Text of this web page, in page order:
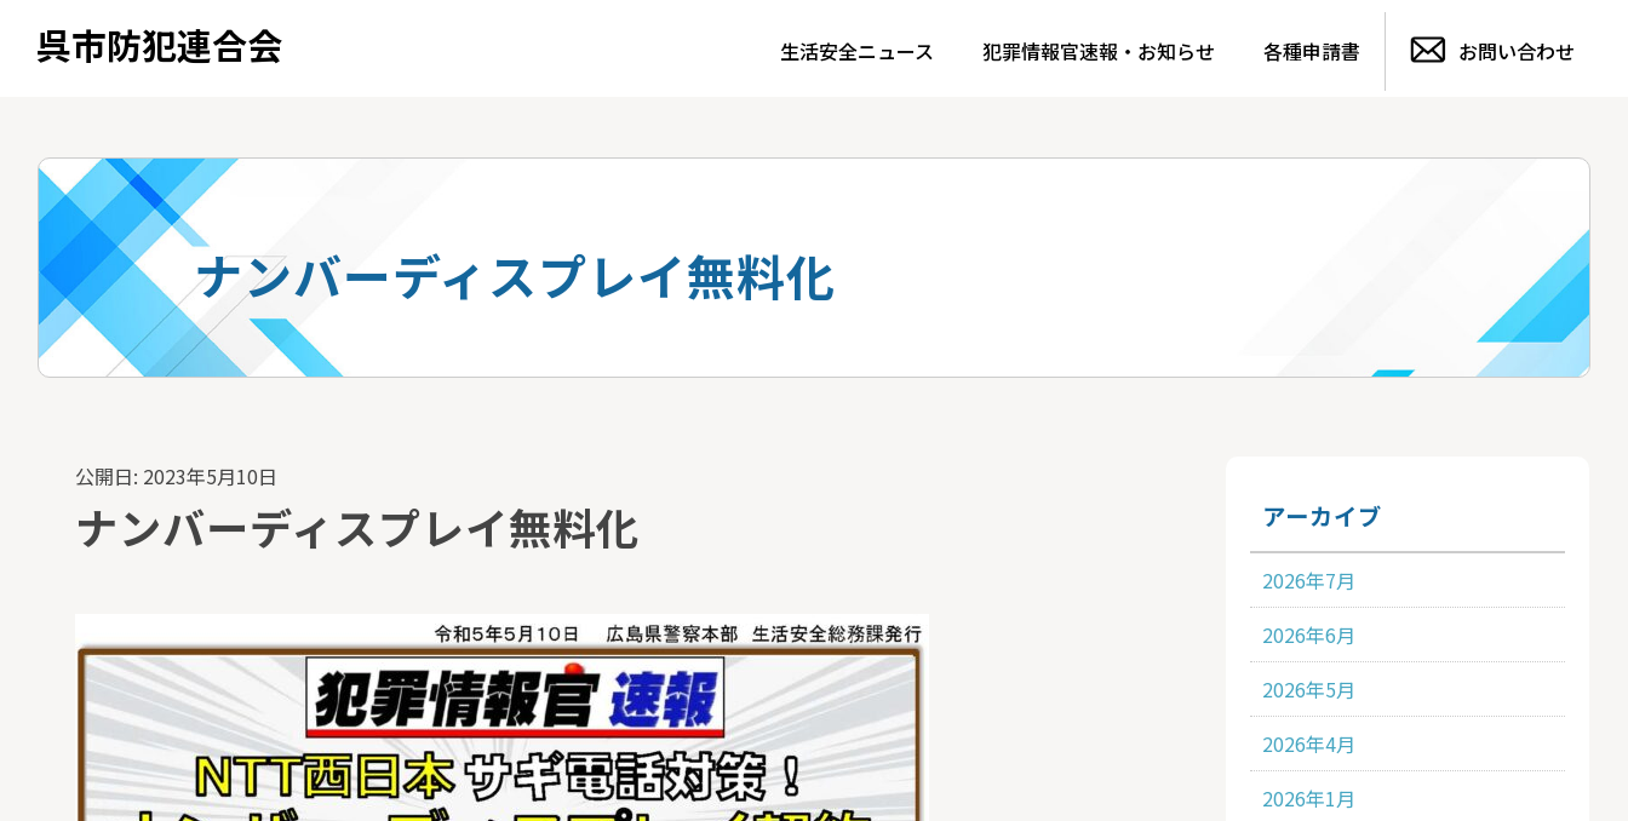
呉市防犯連合会 生活安全ニュース 犯罪情報官速報・お知らせ 各種申請書 お問い合わせ
ナンバーディスプレイ無料化
公開日: 2023年5月10日
ナンバーディスプレイ無料化 アーカイブ
2026年7月
2026年6月
2026年5月
2026年4月
2026年1月